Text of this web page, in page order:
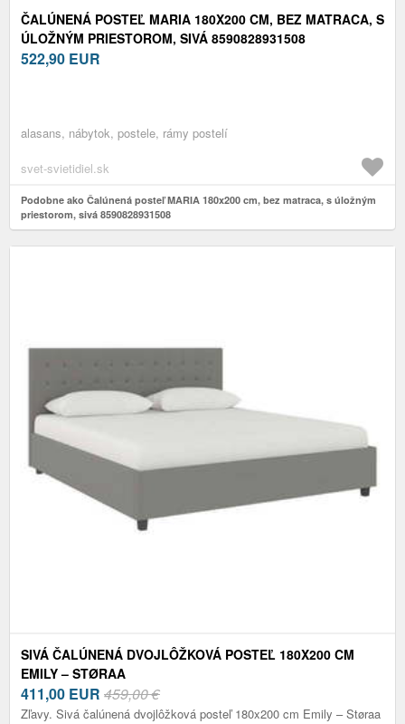
ČALÚNENÁ POSTEĽ MARIA 180X200 CM, BEZ MATRACA, S
ÚLOŽNÝM PRIESTOROM, SIVÁ 8590828931508
522,90 EUR
alasans, nábytok, postele, rámy postelí
svet-svietidiel.sk
Podobne ako Čalúnená posteľ MARIA 180x200 cm, bez matraca, s úložným
priestorom, sivá 8590828931508
SIVÁ ČALÚNENÁ DVOJLÔŽKOVÁ POSTEĽ 180X200 CM
EMILY – STØRAA
411,00 EUR 459,00 €
Zľavy. Sivá čalúnená dvojlôžková posteľ 180x200 cm Emily – Støraa